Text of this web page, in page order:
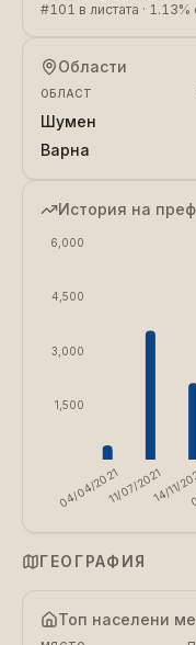
#101 в листата · 1.13%
Области
ОБЛАСТ
Шумен
Варна
История на
04/04/202111/07/202114/11/
1,500
3,000
4,500
6,000
ГЕОГРАФИЯ
Топ населени